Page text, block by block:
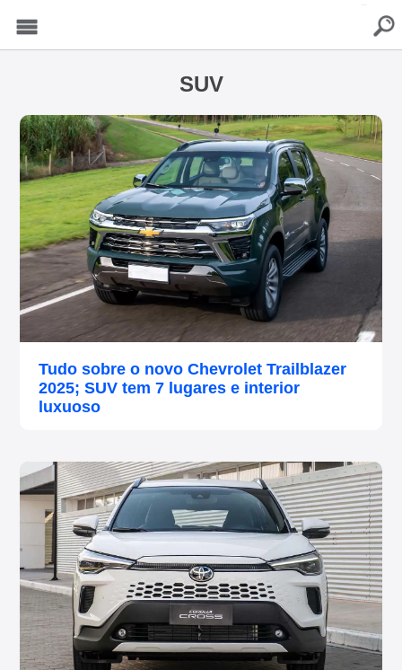
SUV
Tudo sobre o novo Chevrolet Trailblazer
2025; SUV tem 7 lugares e interior
luxuoso